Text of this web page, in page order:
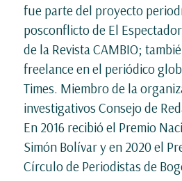
fue parte del proyecto
posconflicto de El
de la Revista CAMBIO;
freelance en el periódico
Times. Miembro de la
investigativos Consejo de
En 2016 recibió el Premio
Simón Bolívar y en 2020 el
Círculo de Periodistas de